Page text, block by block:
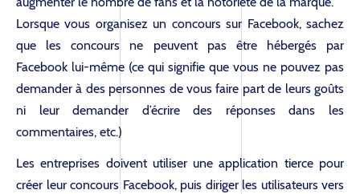
Lorsque vous organisez un concours sur Facebook, sachez
que les concours ne peuvent pas être hébergés par
Facebook lui-même (ce qui signifie que vous ne pouvez pas
demander à des personnes de vous faire part de leurs goûts
ni leur demander d’écrire des réponses dans les
commentaires, etc.)
Les entreprises doivent utiliser une application tierce pour
créer leur concours Facebook, puis diriger les utilisateurs vers